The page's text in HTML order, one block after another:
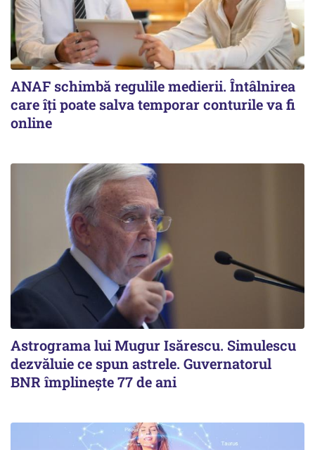
ANAF schimbă regulile medierii. Întâlnirea
care îți poate salva temporar conturile va fi
online
Astrograma lui Mugur Isărescu. Simulescu
dezvăluie ce spun astrele. Guvernatorul
BNR împlinește 77 de ani